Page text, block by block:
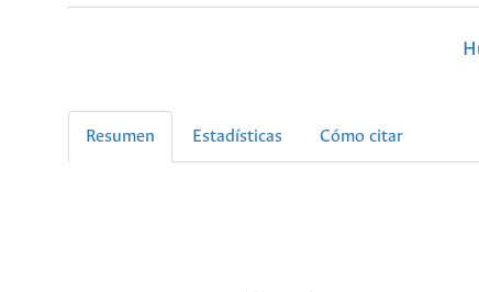
Resumen Estadísticas Cómo citar